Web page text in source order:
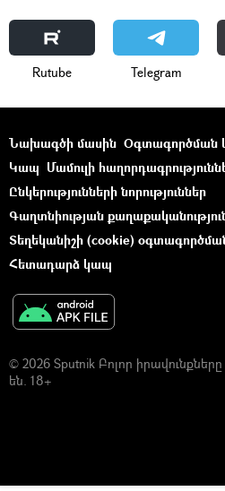
Rutube Telegram
Նախագծի մասին Օգտագործման
Կապ Մամուլի
Ընկերությունների նորություններ
Գաղտնիության
Տեղեկանիշի (cookie)
Հետադարձ կապ
© 2026 Sputnik Բոլոր
են. 18+